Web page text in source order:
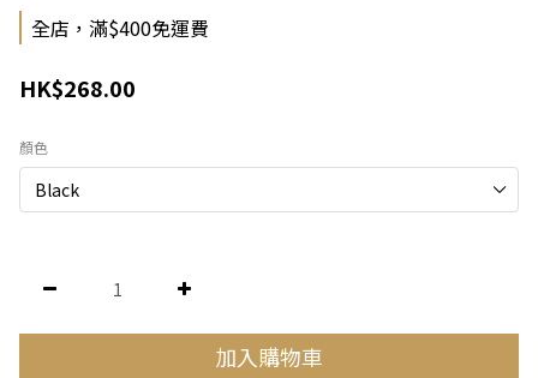
全店，滿$400免運費
HK$268.00
顏色
加入購物車